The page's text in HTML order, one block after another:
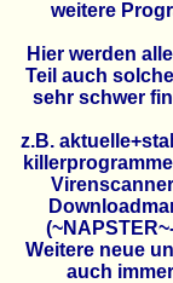
weitere
Hier werden
Teil auch
sehr schwer
z.B.
Weitere neue
auch